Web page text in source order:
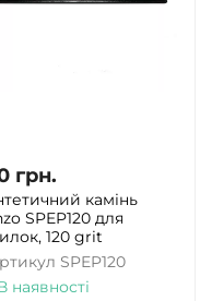
грн.
камінь
SPEP120 для
120 grit
SPEP120
наявності